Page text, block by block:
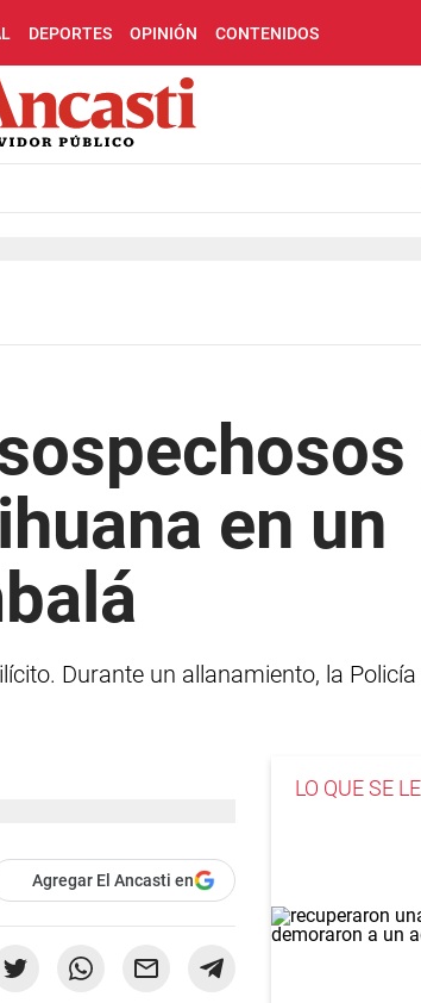
DEPORTES OPINIÓN CONTENIDOS
en un
Durante un allanamiento, la
Agregar El Ancasti en
LO QUE SE